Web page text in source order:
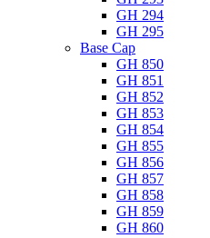
GH 294
GH 295
Base Cap
GH 850
GH 851
GH 852
GH 853
GH 854
GH 855
GH 856
GH 857
GH 858
GH 859
GH 860